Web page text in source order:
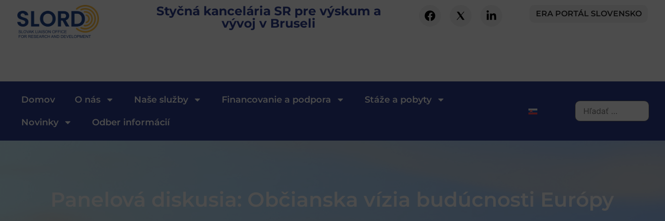
Styčná kancelária SR pre výskum a
vývoj v Bruseli
ERA PORTÁL SLOVENSKO
Domov O nás Naše služby Financovanie a podpora Stáže a pobyty
Novinky Odber informácií
Panelová diskusia: Občianska vízia budúcnosti Európy